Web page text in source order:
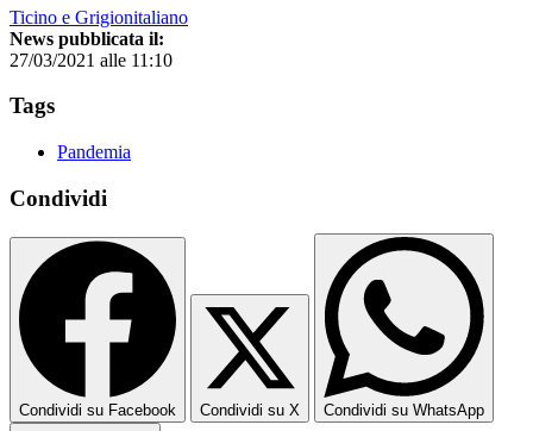
Ticino e Grigionitaliano
News pubblicata il:
27/03/2021 alle 11:10
Tags
Pandemia
Condividi
Condividi su Facebook Condividi su X Condividi su WhatsApp